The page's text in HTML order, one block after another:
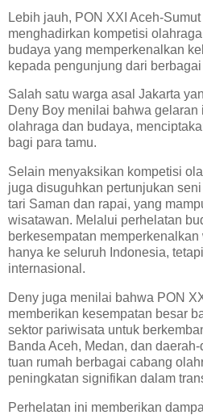
Lebih jauh, PON XXI Aceh-
menghadirkan kompetisi
budaya yang memperkenalkan
kepada pengunjung dari
Salah satu warga asal Jakarta
Deny Boy menilai bahwa
olahraga dan budaya,
bagi para tamu.
Selain menyaksikan kompetisi
juga disuguhkan pertunjukan
tari Saman dan rapai, yang
wisatawan. Melalui perhelatan
berkesempatan
hanya ke seluruh Indonesia,
internasional.
Deny juga menilai bahwa PON
memberikan kesempatan besar
sektor pariwisata untuk
Banda Aceh, Medan, dan
tuan rumah berbagai cabang
peningkatan signifikan dalam
Perhelatan ini memberikan